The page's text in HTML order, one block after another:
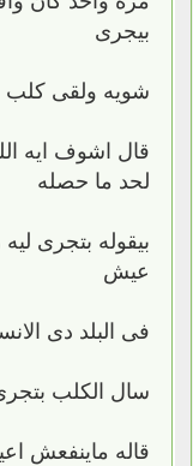
بيجرى
شويه ولقى كلب
قال اشوف ايه
لحد ما حصله
بيقوله بتجرى
عيش
فى البلد دى
سال الكلب
قاله ماينفعش